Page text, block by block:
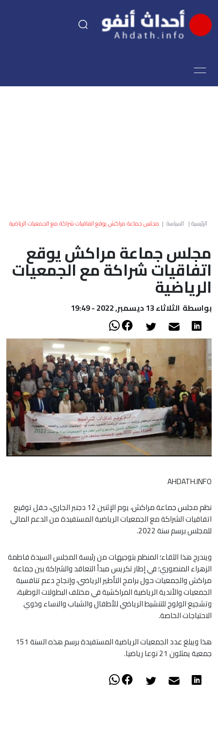
اقتصاد
العالم
أعمدة
الصحراء
الرئيسية| السياسة | مجلس جماعة مراكش يوقع اتفاقيات شراكة مع الجمعيات الرياضية
مجلس جماعة مراكش يوقع
اتفاقيات شراكة مع الجمعيات
الرياضية
بواسطة الثلاثاء 13 ديسمبر, 2022 - 19:49
AHDATH.INFO
نظم مجلس جماعة مراكش، يوم الإثنين 12 دجنبر الجاري، حفل توقيع
اتفاقيات الشراكة مع الجمعيات الرياضية المستفيدة من الدعم المالي
للمجلس برسم سنة 2022.
ويندرج هذا اللقاء؛ المنظم بتوجيهات من رئيسة المجلس السيدة فاطمة
الزهراء المنصوري؛ في إطار تكريس مبدأ التعاقد والشراكة بين جماعة
مراكش والجمعيات حول برامج التأطير الرياضي، وإنجاح دعم تنافسية
الجمعيات والأندية الرياضية المراكشية في مختلف البطولات الوطنية،
وتشجيع الولوج للتنشيط الرياضي للأطفال والشباب والنساء وذوي
الاحتياجات الخاصة.
هذا ويبلغ عدد الجمعيات الرياضية المستفيدة برسم هذه السنة 151
جمعية يمثلون 21 نوعا رياضيا.